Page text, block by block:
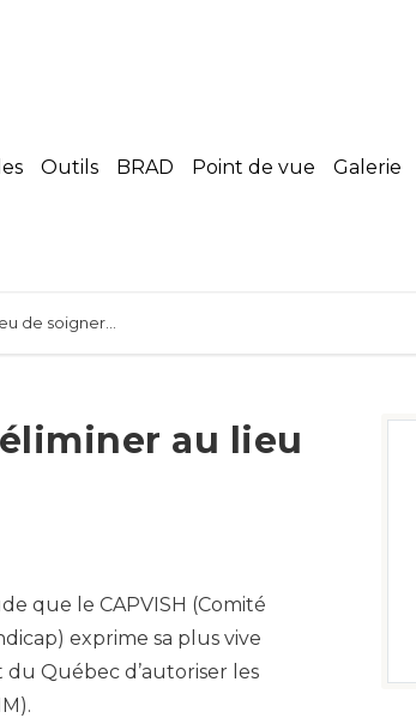
Outils BRAD Point de vue Galerie
de soigner…
au lieu
que le CAPVISH (Comité
exprime sa plus vive
Québec d’autoriser les